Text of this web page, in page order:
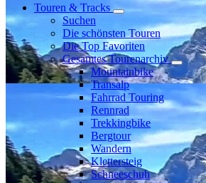
Touren & Tracks
Suchen
Die schönsten Touren
Die Top Favoriten
Gesamtes Tourenarchiv
Mountainbike
Transalp
Fahrrad Touring
Rennrad
Trekkingbike
Bergtour
Wandern
Klettersteig
Schneeschuh